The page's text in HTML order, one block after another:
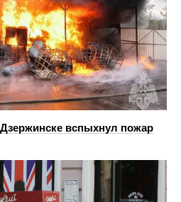
вспыхнул пожар